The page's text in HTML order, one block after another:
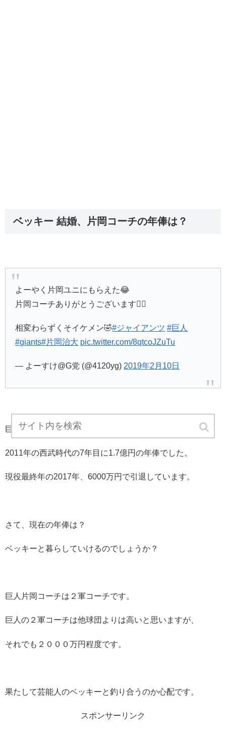
ベッキー 結婚、片岡コーチの年俸は？
よーやく片岡ユニにもらえた😂
片岡コーチありがとうございます🙇‍♂️
相変わらずくそイケメン🤣#ジャイアンツ #巨人
#giants#片岡治大 pic.twitter.com/8qtcoJZuTu
— よーすけ@G党 (@4120yg) 2019年2月10日
巨人片岡コーチは現役時代、
2011年の西武時代の7年目に1.7億円の年俸でした。
現役最終年の2017年、6000万円で引退しています。
さて、現在の年俸は？
ベッキーと暮らしていけるのでしょうか？
巨人片岡コーチは２軍コーチです。
巨人の２軍コーチは他球団よりは高いと思いますが、
それでも２０００万円程度です。
果たして芸能人のベッキーと釣り合うのか心配です。
スポンサーリンク